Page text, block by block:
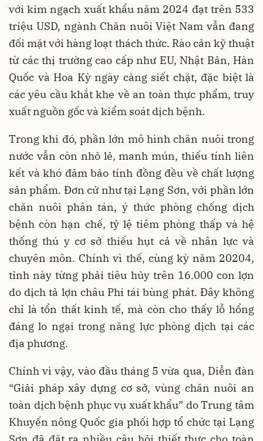
với kim ngạch xuất khẩu năm 2024 đạt trên 533
triệu USD, ngành Chăn nuôi Việt Nam vẫn đang
đối mặt với hàng loạt thách thức. Rào cản kỹ thuật
từ các thị trường cao cấp như EU, Nhật Bản, Hàn
Quốc và Hoa Kỳ ngày càng siết chặt, đặc biệt là
các yêu cầu khắt khe về an toàn thực phẩm, truy
xuất nguồn gốc và kiểm soát dịch bệnh.
Trong khi đó, phần lớn mô hình chăn nuôi trong
nước vẫn còn nhỏ lẻ, manh mún, thiếu tính liên
kết và khó đảm bảo tính đồng đều về chất lượng
sản phẩm. Đơn cử như tại Lạng Sơn, với phần lớn
chăn nuôi phân tán, ý thức phòng chống dịch
bệnh còn hạn chế, tỷ lệ tiêm phòng thấp và hệ
thống thú y cơ sở thiếu hụt cả về nhân lực và
chuyên môn. Chính vì thế, cùng kỳ năm 20204,
tỉnh này từng phải tiêu hủy trên 16.000 con lợn
do dịch tả lợn châu Phi tái bùng phát. Đây không
chỉ là tổn thất kinh tế, mà còn cho thấy lỗ hổng
đáng lo ngại trong năng lực phòng dịch tại các
địa phương.
Chính vì vậy, vào đầu tháng 5 vừa qua, Diễn đàn
“Giải pháp xây dựng cơ sở, vùng chăn nuôi an
toàn dịch bệnh phục vụ xuất khẩu” do Trung tâm
Khuyến nông Quốc gia phối hợp tổ chức tại Lạng